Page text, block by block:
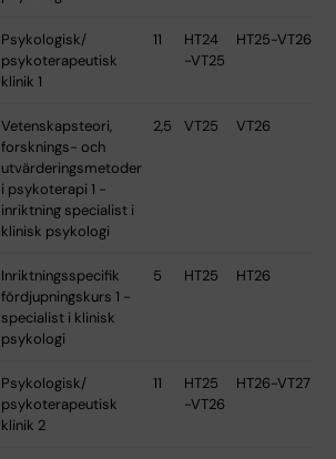
Psykologisk/
psykoterapeutisk
klinik 1
11
HT24
-VT25
HT25-VT26
Vetenskapsteori,
forsknings- och
utvärderingsmetoder
i psykoterapi 1 -
inriktning specialist i
klinisk psykologi
2,5 VT25 VT26
Inriktningsspecifik
fördjupningskurs 1 -
specialist i klinisk
psykologi
5 HT25 HT26
Psykologisk/
psykoterapeutisk
klinik 2
11
HT25
-VT26
HT26-VT27